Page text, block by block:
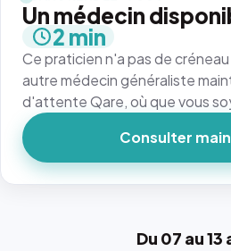
Du 07 au 13
Un médecin
2 min
Ce praticien n'a pas de
autre médecin généraliste
d'attente Qare, où que vous
Consulter